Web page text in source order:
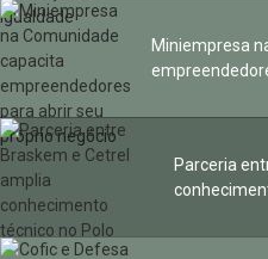
Miniempresa
Parceria